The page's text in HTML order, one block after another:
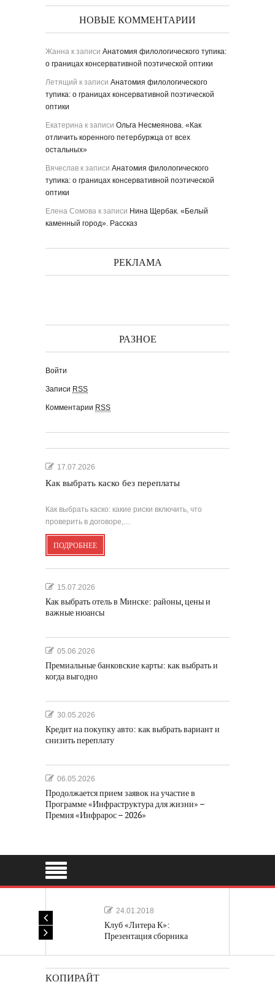
НОВЫЕ КОММЕНТАРИИ
Жанна к записи Анатомия филологического тупика:
о границах консервативной поэтической оптики
Летящий к записи Анатомия филологического
тупика: о границах консервативной поэтической
оптики
Екатерина к записи Ольга Несмеянова. «Как
отличить коренного петербуржца от всех
остальных»
Вячеслав к записи Анатомия филологического
тупика: о границах консервативной поэтической
оптики
Елена Сомова к записи Нина Щербак. «Белый
каменный город». Рассказ
РЕКЛАМА
РАЗНОЕ
Войти
Записи RSS
Комментарии RSS
17.07.2026
Как выбрать каско без переплаты
Как выбрать каско: какие риски включить, что
проверить в договоре,…
ПОДРОБНЕЕ
15.07.2026
Как выбрать отель в Минске: районы, цены и
важные нюансы
05.06.2026
Премиальные банковские карты: как выбрать и
когда выгодно
30.05.2026
Кредит на покупку авто: как выбрать вариант и
снизить переплату
06.05.2026
Продолжается прием заявок на участие в
Программе «Инфраструктура для жизни» –
Премия «Инфрарос – 2026»
24.01.2018
Клуб «Литера К»:
Презентация сборника
КОПИРАЙТ